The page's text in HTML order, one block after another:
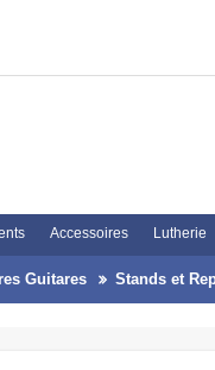
Accessoires Lutherie
Guitares Stands et